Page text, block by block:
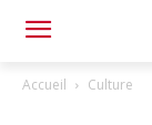
Accueil Culture